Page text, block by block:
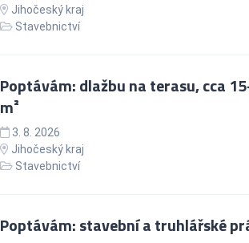
Jihočeský kraj
Stavebnictví
Poptávám: dlažbu na terasu, cca
m²
3. 8. 2026
Jihočeský kraj
Stavebnictví
Poptávám: stavební a truhlářské